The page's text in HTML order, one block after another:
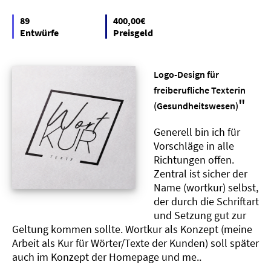
89
Entwürfe
400,00€
Preisgeld
Logo-Design für
freiberufliche Texterin
(Gesundheitswesen)"
Generell bin ich für
Vorschläge in alle
Richtungen offen.
Zentral ist sicher der
Name (wortkur) selbst,
der durch die Schriftart
und Setzung gut zur
Geltung kommen sollte. Wortkur als Konzept (meine
Arbeit als Kur für Wörter/Texte der Kunden) soll später
auch im Konzept der Homepage und me..